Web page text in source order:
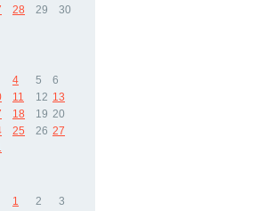
28 29
30
4 5
6
11 12 13
18 19 20
25 26 27
1 2
3